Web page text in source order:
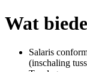
Wat
Salaris
(inschaling